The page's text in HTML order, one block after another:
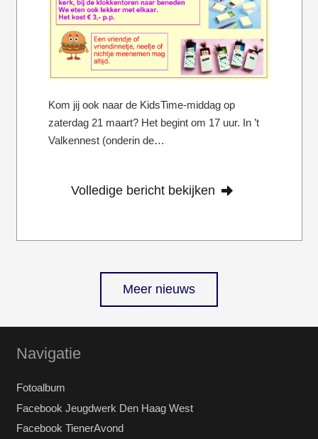
Kom jij ook naar de KidsTime-middag op
zaterdag 21 maart? Het begint om 17 uur. In ’t
Valkennest (onderin de…
Volledige bericht bekijken
Meer nieuws
Navigatie
Fotoalbum
Facebook Jeugdwerk Den Haag West
Facebook TienerAvond